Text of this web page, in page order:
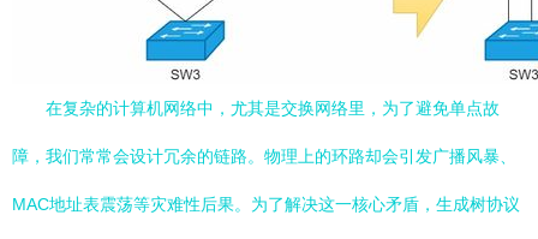
在复杂的计算机网络中，尤其是交换网络里，为了避免单点故
障，我们常常会设计冗余的链路。物理上的环路却会引发广播风暴、
MAC地址表震荡等灾难性后果。为了解决这一核心矛盾，生成树协议